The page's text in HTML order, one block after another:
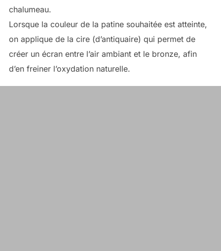
chalumeau.
Lorsque la couleur de la patine souhaitée est atteinte,
on applique de la cire (d’antiquaire) qui permet de
créer un écran entre l’air ambiant et le bronze, afin
d’en freiner l’oxydation naturelle.